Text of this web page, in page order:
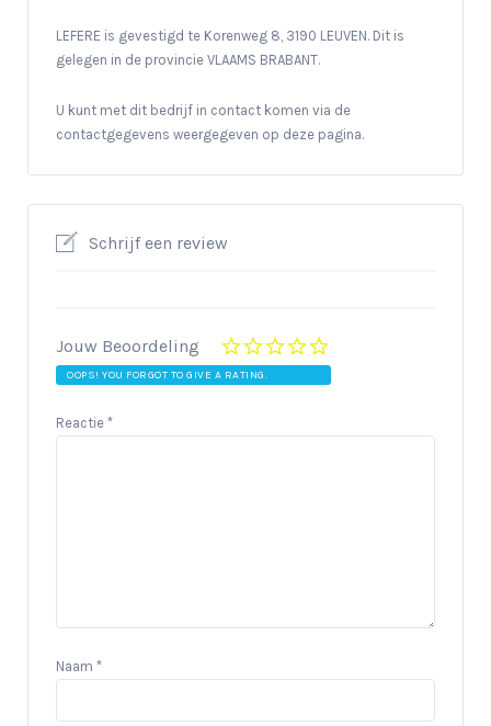
LEFERE is gevestigd te Korenweg 8, 3190 LEUVEN. Dit is
gelegen in de provincie VLAAMS BRABANT.
U kunt met dit bedrijf in contact komen via de
contactgegevens weergegeven op deze pagina.
Schrijf een review
Jouw Beoordeling
OOPS! YOU FORGOT TO GIVE A RATING.
Reactie *
Naam *